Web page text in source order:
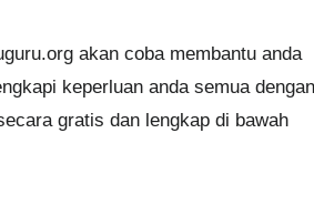
akan coba membantu anda
keperluan anda semua dengan
gratis dan lengkap di bawah